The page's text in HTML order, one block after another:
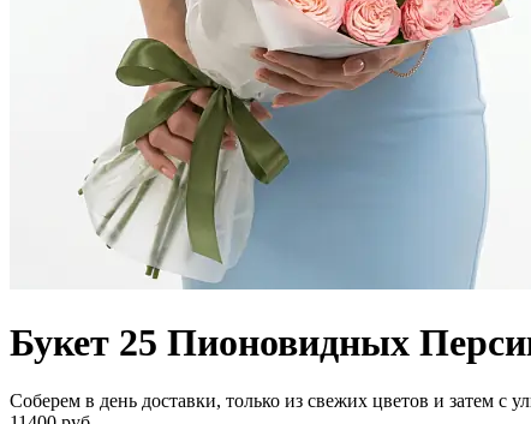
Букет 25 Пионовидных
Соберем в день доставки, только из свежих цветов и затем с